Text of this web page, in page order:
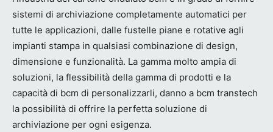
sistemi di archiviazione completamente automatici per
tutte le applicazioni, dalle fustelle piane e rotative agli
impianti stampa in qualsiasi combinazione di design,
dimensione e funzionalità. La gamma molto ampia di
soluzioni, la flessibilità della gamma di prodotti e la
capacità di bcm di personalizzarli, danno a bcm transtech
la possibilità di offrire la perfetta soluzione di
archiviazione per ogni esigenza.